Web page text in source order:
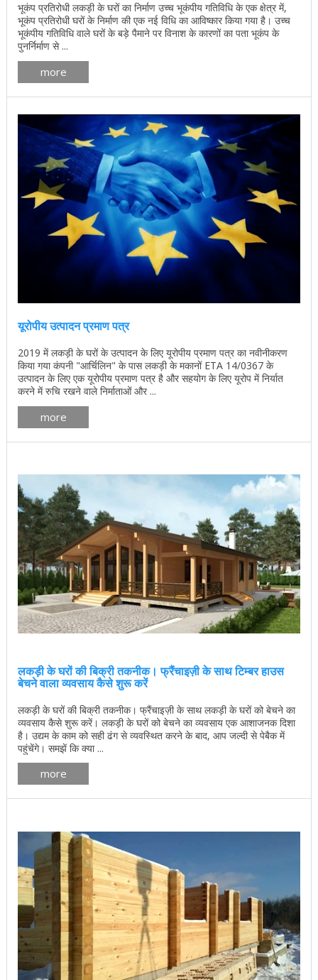
भूकंप प्रतिरोधी लकड़ी के घरों का निर्माण उच्च भूकंपीय गतिविधि के एक क्षेत्र में,
भूकंप प्रतिरोधी घरों के निर्माण की एक नई विधि का आविष्कार किया गया है। उच्च
भूकंपीय गतिविधि वाले घरों के बड़े पैमाने पर विनाश के कारणों का पता भूकंप के
पुनर्निर्माण से ...
more
यूरोपीय उत्पादन प्रमाण पत्र
2019 में लकड़ी के घरों के उत्पादन के लिए यूरोपीय प्रमाण पत्र का नवीनीकरण
किया गया कंपनी "आर्चिलिन" के पास लकड़ी के मकानों ETA 14/0367 के
उत्पादन के लिए एक यूरोपीय प्रमाण पत्र है और सहयोग के लिए यूरोप में निर्यात
करने में रुचि रखने वाले निर्माताओं और ...
more
लकड़ी के घरों की बिक्री तकनीक। फ्रैंचाइज़ी के साथ टिम्बर हाउस
बेचने वाला व्यवसाय कैसे शुरू करें
लकड़ी के घरों की बिक्री तकनीक। फ्रैंचाइज़ी के साथ लकड़ी के घरों को बेचने का
व्यवसाय कैसे शुरू करें। लकड़ी के घरों को बेचने का व्यवसाय एक आशाजनक दिशा
है। उद्यम के काम को सही ढंग से व्यवस्थित करने के बाद, आप जल्दी से पेबैक में
पहुंचेंगे। समझें कि क्या ...
more